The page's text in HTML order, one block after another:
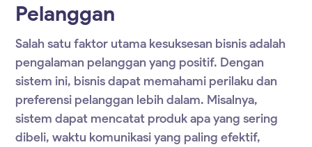
Pelanggan
Salah satu faktor utama kesuksesan bisnis adalah
pengalaman pelanggan yang positif. Dengan
sistem ini, bisnis dapat memahami perilaku dan
preferensi pelanggan lebih dalam. Misalnya,
sistem dapat mencatat produk apa yang sering
dibeli, waktu komunikasi yang paling efektif,